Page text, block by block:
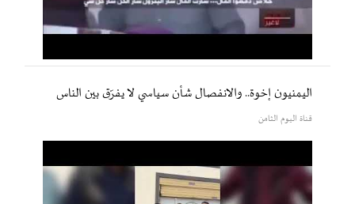
اليمنيون إخوة.. والانفصال شأن سياسي لا يفرّق بين الناس
قناة اليوم الثامن